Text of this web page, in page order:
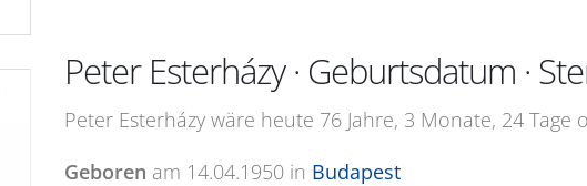
Peter Esterházy · Geburtsdatum ·
Peter Esterházy wäre heute 76 Jahre, 3 Monate, 24 Tage
Geboren am 14.04.1950in Budapest